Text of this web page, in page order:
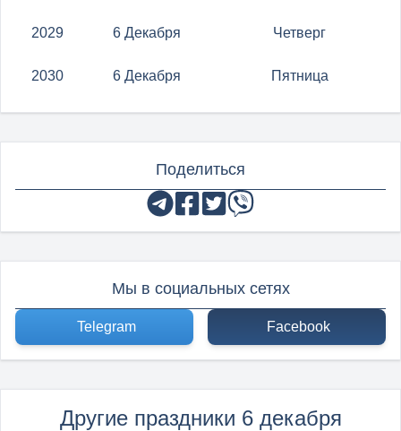
2029 6 Декабря Четверг
2030 6 Декабря Пятница
Поделиться
Мы в социальных сетях
Telegram Facebook
Другие праздники 6 декабря